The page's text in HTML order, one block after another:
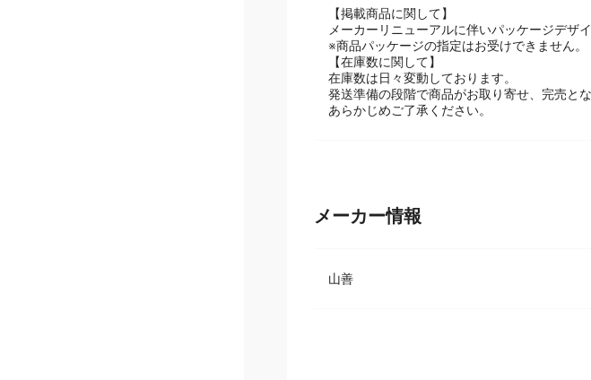
【掲載商品に関して】
メーカーリニューアルに伴いパッケージデザ
※商品パッケージの指定はお受けできません。
【在庫数に関して】
在庫数は日々変動しております。
発送準備の段階で商品がお取り寄せ、完売と
あらかじめご了承ください。
メーカー情報
山善